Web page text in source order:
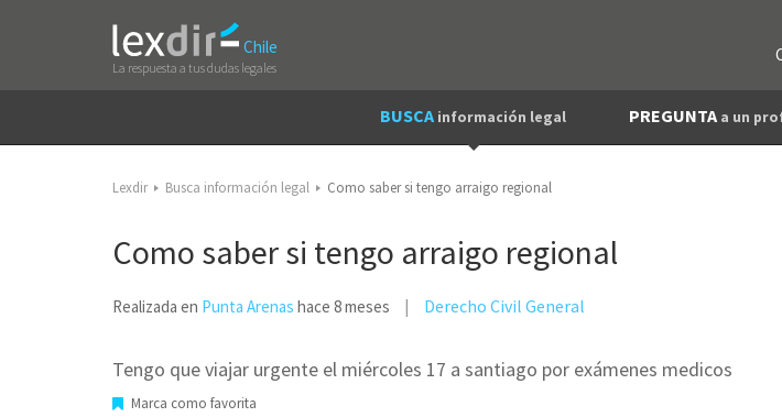
Chile
La respuesta a tus dudas legales
BUSCA información legal PREGUNTA a un
Lexdir Busca información legal Como saber si tengo arraigo regional
Como saber si tengo arraigo regional
Realizada en Punta Arenas hace 8 meses Derecho Civil General
Tengo que viajar urgente el miércoles 17 a santiago por exámenes medicos
Marca como favorita